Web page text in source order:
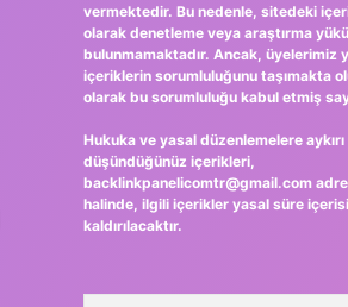
vermektedir. Bu nedenle, sitedeki
olarak denetleme veya araştırma
bulunmamaktadır. Ancak, üyelerimiz
içeriklerin sorumluluğunu taşımakta
olarak bu sorumluluğu kabul etmiş
Hukuka ve yasal düzenlemelere
düşündüğünüz içerikleri,
backlinkpanelicomtr@gmail.com
halinde, ilgili içerikler yasal süre
kaldırılacaktır.